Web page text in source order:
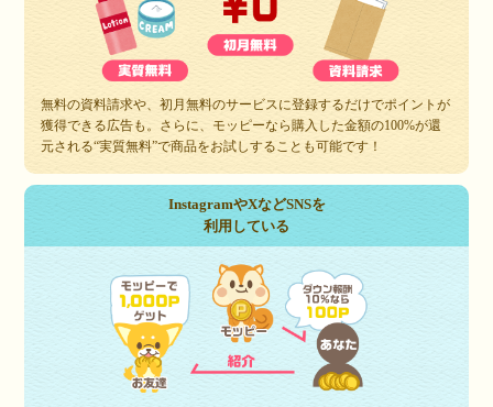
無料の資料請求や、初月無料のサービスに登録するだけでポイントが
獲得できる広告も。さらに、モッピーなら購入した金額の100%が還
元される“実質無料”で商品をお試しすることも可能です！
InstagramやXなどSNSを
利用している